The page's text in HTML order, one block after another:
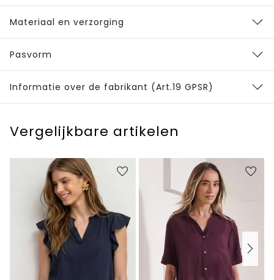
Materiaal en verzorging
Pasvorm
Informatie over de fabrikant (Art.19 GPSR)
Vergelijkbare artikelen